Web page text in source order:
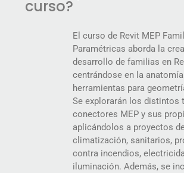
curso?
El curso de Revit MEP
Paramétricas aborda la
desarrollo de familias en
centrándose en la
herramientas para
Se explorarán los distintos
conectores MEP y sus
aplicándolos a proyectos
climatización, sanitarios,
contra incendios,
iluminación. Además, se